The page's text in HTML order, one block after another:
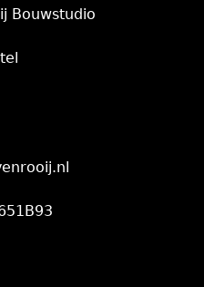
Bouwstudio